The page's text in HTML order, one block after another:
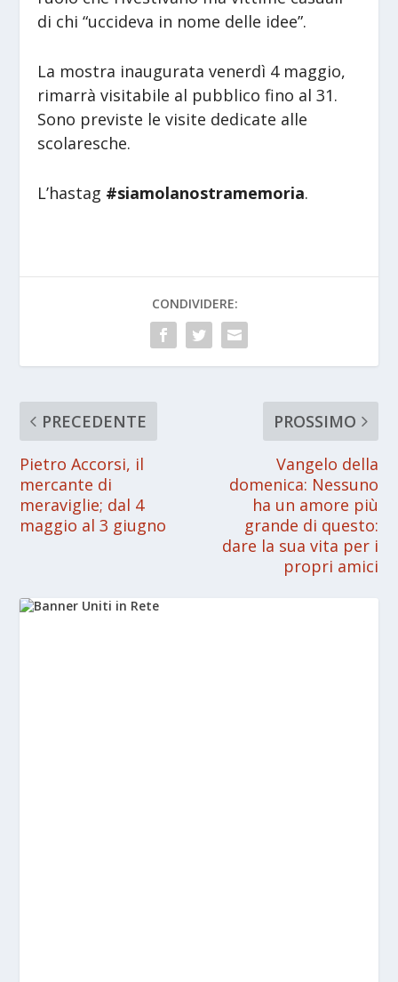
di chi “uccideva in nome delle idee”.
La mostra inaugurata venerdì 4 maggio,
rimarrà visitabile al pubblico fino al 31.
Sono previste le visite dedicate alle
scolaresche.
L’hastag #siamolanostramemoria.
CONDIVIDERE:
PRECEDENTE
Pietro Accorsi, il
mercante di
meraviglie; dal 4
maggio al 3 giugno
PROSSIMO
Vangelo della
domenica: Nessuno
ha un amore più
grande di questo:
dare la sua vita per i
propri amici